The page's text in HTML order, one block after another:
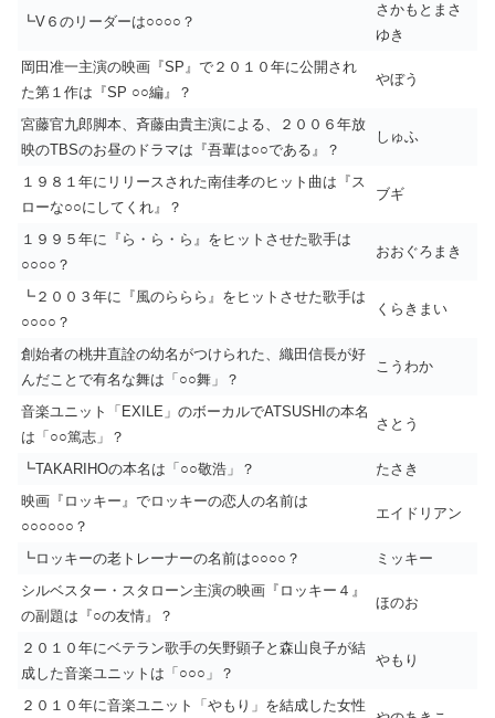
┗V６のリーダーは○○○○？
さかもとまさ
ゆき
岡田准一主演の映画『SP』で２０１０年に公開され
た第１作は『SP ○○編』？
やぼう
宮藤官九郎脚本、斉藤由貴主演による、２００６年放
映のTBSのお昼のドラマは『吾輩は○○である』？
しゅふ
１９８１年にリリースされた南佳孝のヒット曲は『ス
ローな○○にしてくれ』？
ブギ
１９９５年に『ら・ら・ら』をヒットさせた歌手は
○○○○？
おおぐろまき
┗２００３年に『風のららら』をヒットさせた歌手は
○○○○？
くらきまい
創始者の桃井直詮の幼名がつけられた、織田信長が好
んだことで有名な舞は「○○舞」？
こうわか
音楽ユニット「EXILE」のボーカルでATSUSHIの本名
は「○○篤志」？
さとう
┗TAKARIHOの本名は「○○敬浩」？
たさき
映画『ロッキー』でロッキーの恋人の名前は
○○○○○○？
エイドリアン
┗ロッキーの老トレーナーの名前は○○○○？
ミッキー
シルベスター・スタローン主演の映画『ロッキー４』
の副題は『○の友情』？
ほのお
２０１０年にベテラン歌手の矢野顕子と森山良子が結
成した音楽ユニットは「○○○」？
やもり
２０１０年に音楽ユニット「やもり」を結成した女性